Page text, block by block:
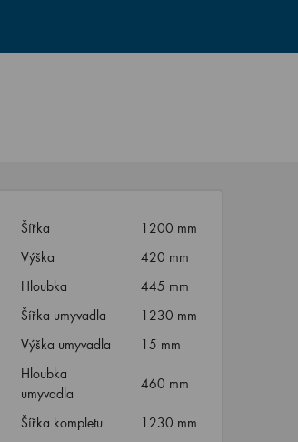
Šířka
1200 mm
Výška
420 mm
Hloubka
445 mm
Šířka umyvadla
1230 mm
Výška umyvadla
15 mm
Hloubka
umyvadla
460 mm
Šířka kompletu
1230 mm